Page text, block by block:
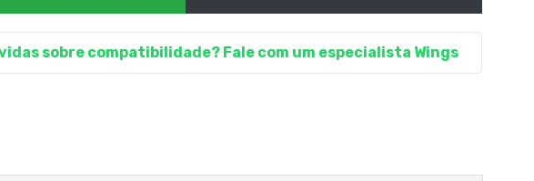
sobre compatibilidade? Fale com um especialista Wings